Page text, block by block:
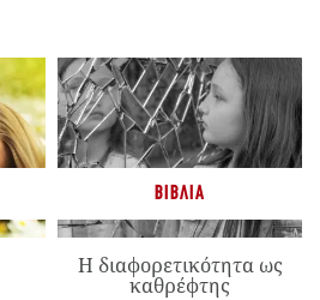
ΒΙΒΛΊΑ
Η διαφορετικότητα ως
καθρέφτης